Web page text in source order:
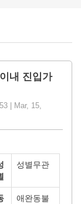
내 진입가
| Mar, 15,
성별무관
애완동불